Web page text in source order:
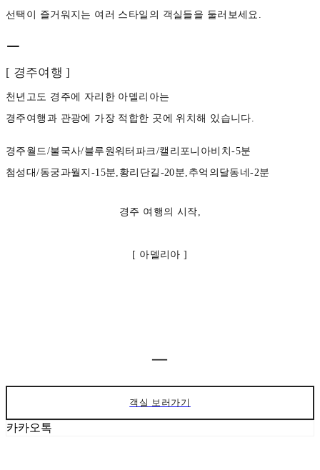
선택이 즐거워지는 여러 스타일의 객실들을 둘러보세요.
ㅡ
[ 경주여행 ]
천년고도 경주에 자리한 아델리아는
경주여행과 관광에 가장 적합한 곳에 위치해 있습니다.
경주월드/불국사/블루원워터파크/캘리포니아비치-5분
첨성대/동궁과월지-15분,황리단길-20분,추억의달동네-2분
경주 여행의 시작,
[ 아델리아 ]
ㅡ
객실 보러가기
카카오톡